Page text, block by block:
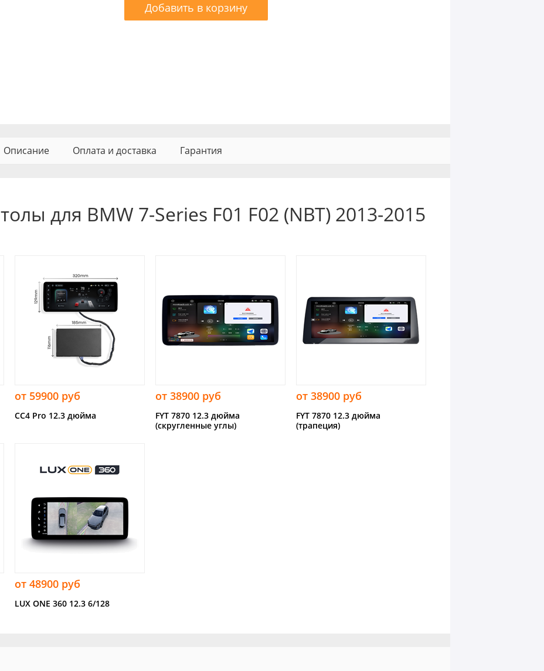
Добавить в корзину
Описание Оплата и доставка Гарантия
для BMW 7-Series F01 F02 (NBT) 2013-2015
от 59900 руб
CC4 Pro 12.3 дюйма
от 38900 руб
FYT 7870 12.3 дюйма
(скругленные углы)
от 38900 руб
FYT 7870 12.3 дюйма
(трапеция)
от 48900 руб
LUX ONE 360 12.3 6/128